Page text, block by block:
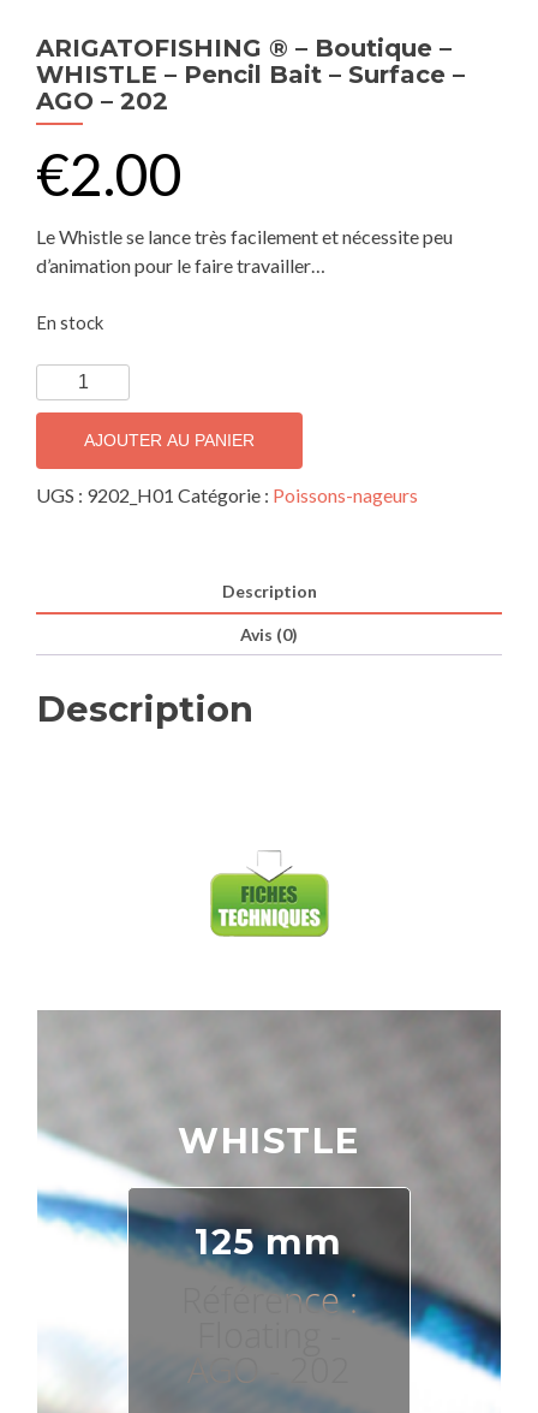
ARIGATOFISHING ® – Boutique –
WHISTLE – Pencil Bait – Surface –
AGO – 202
€2.00
Le Whistle se lance très facilement et nécessite peu
d’animation pour le faire travailler…
En stock
AJOUTER AU PANIER
UGS : 9202_H01 Catégorie : Poissons-nageurs
Description
Avis (0)
Description
WHISTLE
125 mm
Référence :
AGO - 202